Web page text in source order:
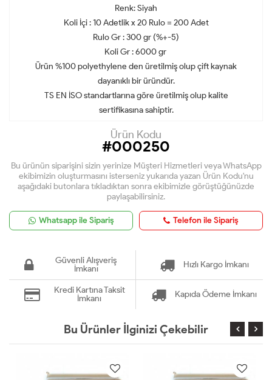
Renk: Siyah
Koli İçi : 10 Adetlik x 20 Rulo = 200 Adet
Rulo Gr : 300 gr (%+-5)
Koli Gr : 6000 gr
Ürün %100 polyethylene den üretilmiş olup çift kaynak
dayanıklı bir üründür.
TS EN İSO standartlarına göre üretilmiş olup kalite
sertifikasına sahiptir.
Ürün Kodu
#000250
Bu ürünün siparişini sizin yerinize Müşteri Hizmetleri veya WhatsApp
ekibimizin oluşturmasını isterseniz yukarıda yazan Ürün Kodu'nu
aşağıdaki butonlara tıkladıktan sonra ekibimizle görüştüğünüzde
paylaşabilirsiniz.
Whatsapp ile Sipariş Telefon ile Sipariş
Güvenli Alışveriş
İmkanı
Hızlı Kargo İmkanı
Kredi Kartına Taksit
İmkanı
Kapıda Ödeme İmkanı
Bu Ürünler İlginizi Çekebilir